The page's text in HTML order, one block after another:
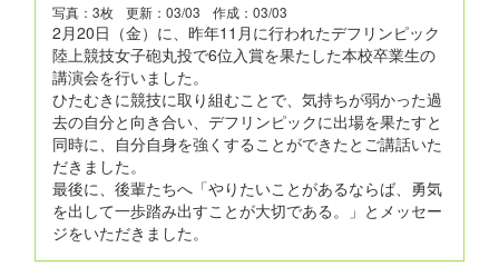
写真：3枚 更新：03/03 作成：03/03
2月20日（金）に、昨年11月に行われたデフリンピック
陸上競技女子砲丸投で6位入賞を果たした本校卒業生の
講演会を行いました。
ひたむきに競技に取り組むことで、気持ちが弱かった過
去の自分と向き合い、デフリンピックに出場を果たすと
同時に、自分自身を強くすることができたとご講話いた
だきました。
最後に、後輩たちへ「やりたいことがあるならば、勇気
を出して一歩踏み出すことが大切である。」とメッセー
ジをいただきました。